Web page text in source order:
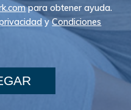
para obtener ayuda.
yCondiciones